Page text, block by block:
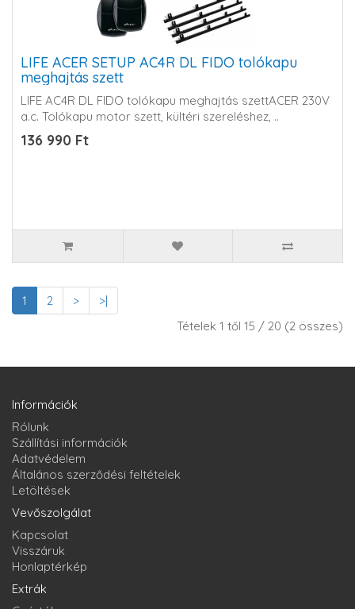
LIFE ACER SETUP AC4R DL FIDO tolókapu
meghajtás szett
LIFE AC4R DL FIDO tolókapu meghajtás szettACER 230V
a.c. Tolókapu motor szett, kültéri szereléshez, ..
136 990 Ft
1 2 >
>|
Tételek 1 től 15 / 20 (2 összes)
Információk
Rólunk
Szállítási információk
Adatvédelem
Általános szerződési feltételek
Letöltések
Vevőszolgálat
Kapcsolat
Visszáruk
Honlaptérkép
Extrák